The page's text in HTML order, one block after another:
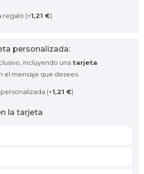
regalo (+1,21 €)
personalizada:
incluyendo una tarjeta
el mensaje que desees.
(+1,21 €)
la tarjeta